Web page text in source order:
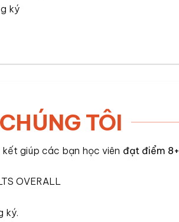
ký
TÔI
kết giúp các bạn học viên đạt điểm 8+
OVERALL
ký.